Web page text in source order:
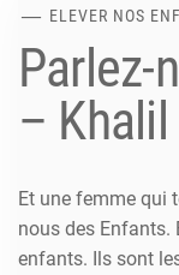
ELEVER NOS
Parlez-
– Khalil
Et une femme qui
nous des Enfants.
enfants. Ils sont